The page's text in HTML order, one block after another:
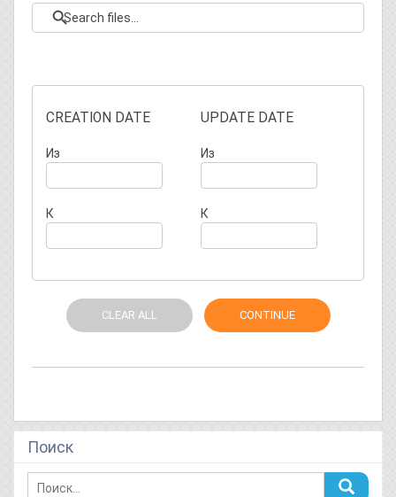
CREATION DATE
Из
К
UPDATE DATE
Из
К
CLEAR ALL CONTINUE
Поиск